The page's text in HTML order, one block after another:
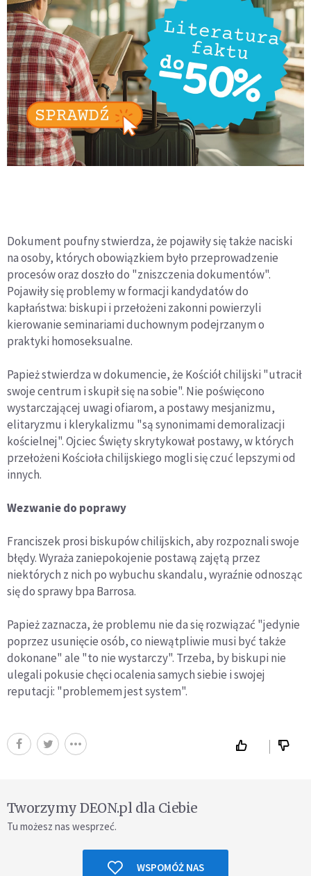
Dokument poufny stwierdza, że pojawiły się także naciski
na osoby, których obowiązkiem było przeprowadzenie
procesów oraz doszło do "zniszczenia dokumentów".
Pojawiły się problemy w formacji kandydatów do
kapłaństwa: biskupi i przełożeni zakonni powierzyli
kierowanie seminariami duchownym podejrzanym o
praktyki homoseksualne.
Papież stwierdza w dokumencie, że Kościół chilijski "utracił
swoje centrum i skupił się na sobie". Nie poświęcono
wystarczającej uwagi ofiarom, a postawy mesjanizmu,
elitaryzmu i klerykalizmu "są synonimami demoralizacji
kościelnej". Ojciec Święty skrytykował postawy, w których
przełożeni Kościoła chilijskiego mogli się czuć lepszymi od
innych.
Wezwanie do poprawy
Franciszek prosi biskupów chilijskich, aby rozpoznali swoje
błędy. Wyraża zaniepokojenie postawą zajętą przez
niektórych z nich po wybuchu skandalu, wyraźnie odnosząc
się do sprawy bpa Barrosa.
Papież zaznacza, że problemu nie da się rozwiązać "jedynie
poprzez usunięcie osób, co niewątpliwie musi być także
dokonane" ale "to nie wystarczy". Trzeba, by biskupi nie
ulegali pokusie chęci ocalenia samych siebie i swojej
reputacji: "problemem jest system".
Tworzymy DEON.pl dla Ciebie
Tu możesz nas wesprzeć.
WSPOMÓŻ NAS